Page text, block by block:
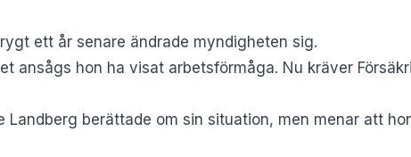
ett år senare ändrade myndigheten sig.
ansågs hon ha visat arbetsförmåga. Nu kräver
Landberg berättade om sin situation, men menar att